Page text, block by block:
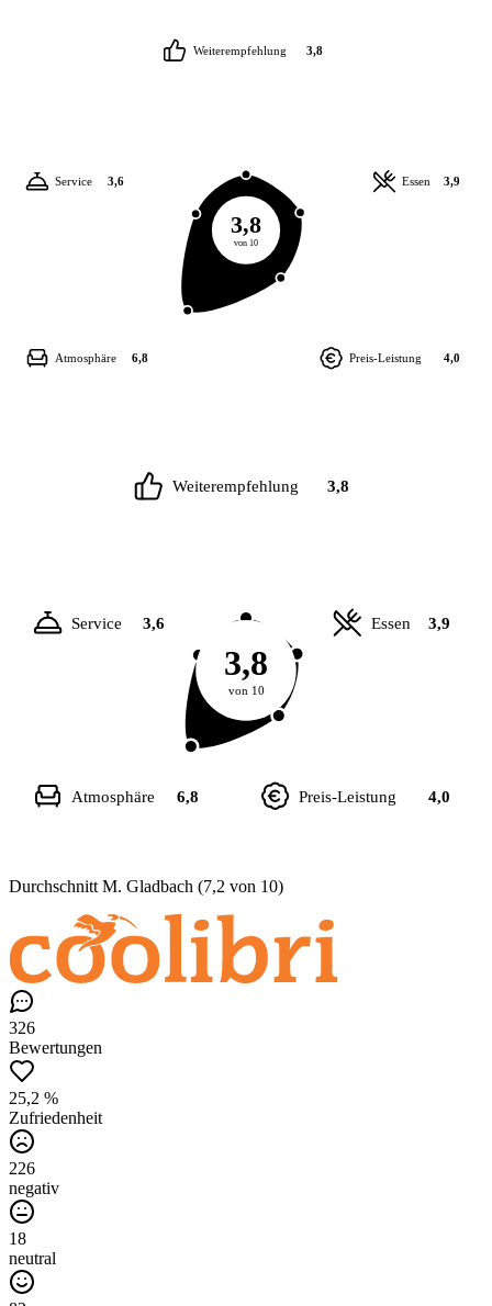
3,8
von 10
Weiterempfehlung 3,8
Essen 3,9
Preis-Leistung 4,0
Atmosphäre 6,8
Service 3,6
3,8
von 10
Weiterempfehlung 3,8
Essen 3,9
Preis-Leistung 4,0
Atmosphäre 6,8
Service 3,6
Durchschnitt M. Gladbach (7,2 von 10)
326
Bewertungen
25,2 %
Zufriedenheit
226
negativ
18
neutral